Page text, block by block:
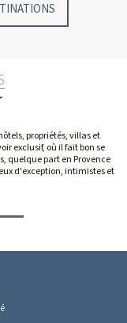
propriétés, villas et
exclusif, où il fait bon se
quelque part en Provence
d'exception, intimistes et